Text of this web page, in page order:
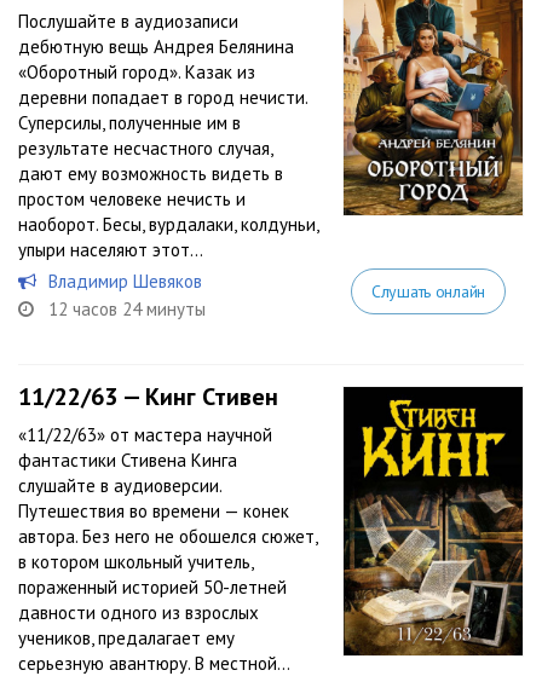
Послушайте в аудиозаписи
дебютную вещь Андрея Белянина
«Оборотный город». Казак из
деревни попадает в город нечисти.
Суперсилы, полученные им в
результате несчастного случая,
дают ему возможность видеть в
простом человеке нечисть и
наоборот. Бесы, вурдалаки, колдуньи,
упыри населяют этот...
Владимир Шевяков
12 часов 24 минуты
Слушать онлайн
11/22/63 — Кинг Стивен
«11/22/63» от мастера научной
фантастики Стивена Кинга
слушайте в аудиоверсии.
Путешествия во времени — конек
автора. Без него не обошелся сюжет,
в котором школьный учитель,
пораженный историей 50-летней
давности одного из взрослых
учеников, предалагает ему
серьезную авантюру. В местной...